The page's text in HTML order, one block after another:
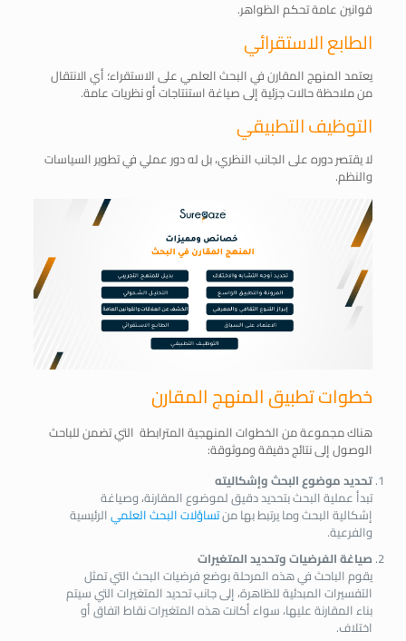
قوانين عامة تحكم الظواهر.
الطابع الاستقرائي
يعتمد المنهج المقارن في البحث العلمي على الاستقراء؛ أي الانتقال
من ملاحظة حالات جزئية إلى صياغة استنتاجات أو نظريات عامة.
التوظيف التطبيقي
لا يقتصر دوره على الجانب النظري، بل له دور عملي في تطوير السياسات
والنظم.
خطوات تطبيق المنهج المقارن
هناك مجموعة من الخطوات المنهجية المترابطة التي تضمن للباحث
الوصول إلى نتائج دقيقة وموثوقة:
تحديد موضوع البحث وإشكاليته
تبدأ عملية البحث بتحديد دقيق لموضوع المقارنة، وصياغة
إشكالية البحث وما يرتبط بها منتساؤلات البحث العلميالرئيسية
والفرعية.
صياغة الفرضيات وتحديد المتغيرات
يقوم الباحث في هذه المرحلة بوضع فرضيات البحث التي تمثل
التفسيرات المبدئية للظاهرة، إلى جانب تحديد المتغيرات التي سيتم
بناء المقارنة عليها، سواء أكانت هذه المتغيرات نقاط اتفاق أو
اختلاف.